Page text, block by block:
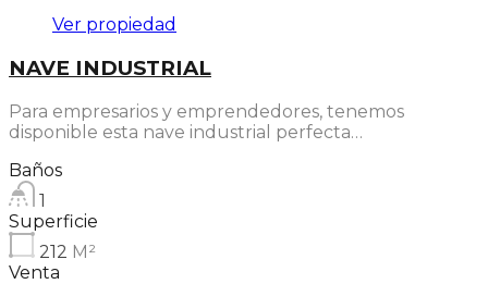
Ver propiedad
NAVE INDUSTRIAL
Para empresarios y emprendedores, tenemos
disponible esta nave industrial perfecta…
Baños
1
Superficie
212 M²
Venta